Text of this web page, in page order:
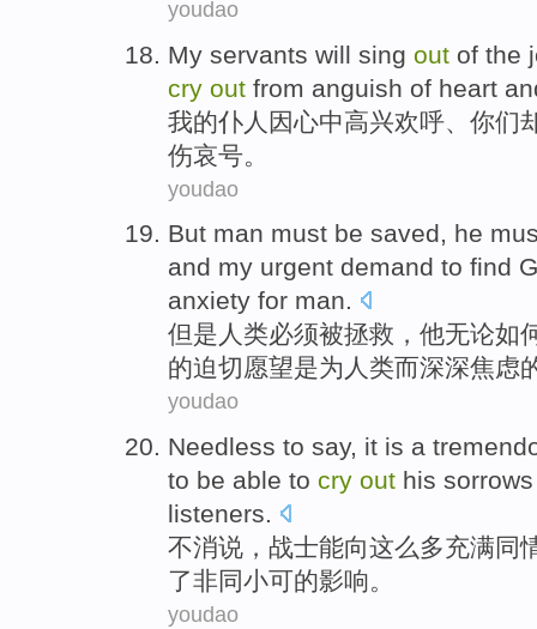
youdao
My servants will sing out of the
cry out from anguish of heart
我的仆人 因心中高兴欢呼 你们
伤哀号。
youdao
But man must be saved, he
and my urgent demand to find
anxiety for man.
但是 人类必须被拯救 ， 他无论如
的迫切愿望是为 人类而深深焦虑
youdao
Needless to say, it is a
to be able to cry out his sorrows
listeners.
不消说 ， 战士能向这么多充满同
了非同小可的影响。
youdao